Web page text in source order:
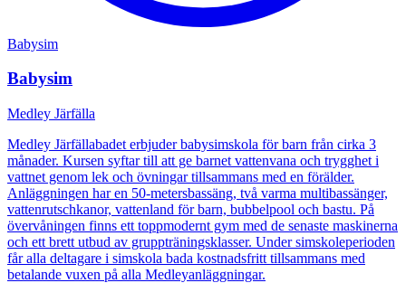
Babysim
Babysim
Medley Järfälla
Medley Järfällabadet erbjuder babysimskola för barn från cirka 3
månader. Kursen syftar till att ge barnet vattenvana och trygghet i
vattnet genom lek och övningar tillsammans med en förälder.
Anläggningen har en 50-metersbassäng, två varma multibassänger,
vattenrutschkanor, vattenland för barn, bubbelpool och bastu. På
övervåningen finns ett toppmodernt gym med de senaste maskinerna
och ett brett utbud av gruppträningsklasser. Under simskoleperioden
får alla deltagare i simskola bada kostnadsfritt tillsammans med
betalande vuxen på alla Medleyanläggningar.